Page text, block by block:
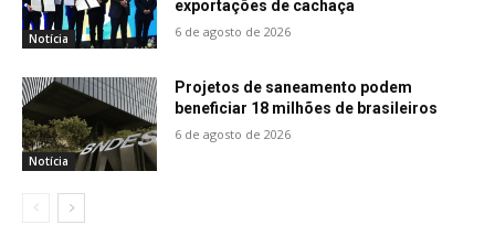
Notícia
exportações de cachaça
6 de agosto de 2026
Notícia
Projetos de saneamento podem
beneficiar 18 milhões de brasileiros
6 de agosto de 2026